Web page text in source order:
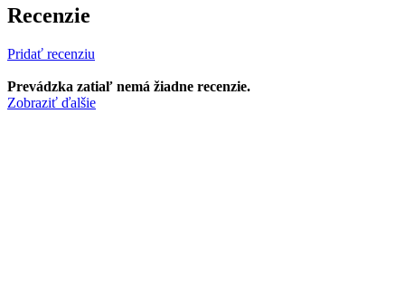
Recenzie
Pridať recenziu
Prevádzka zatiaľ nemá žiadne recenzie.
Zobraziť ďalšie